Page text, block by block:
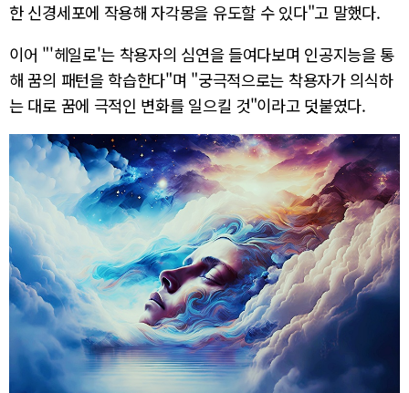
한 신경세포에 작용해 자각몽을 유도할 수 있다"고 말했다.
이어 "'헤일로'는 착용자의 심연을 들여다보며 인공지능을 통
해 꿈의 패턴을 학습한다"며 "궁극적으로는 착용자가 의식하
는 대로 꿈에 극적인 변화를 일으킬 것"이라고 덧붙였다.